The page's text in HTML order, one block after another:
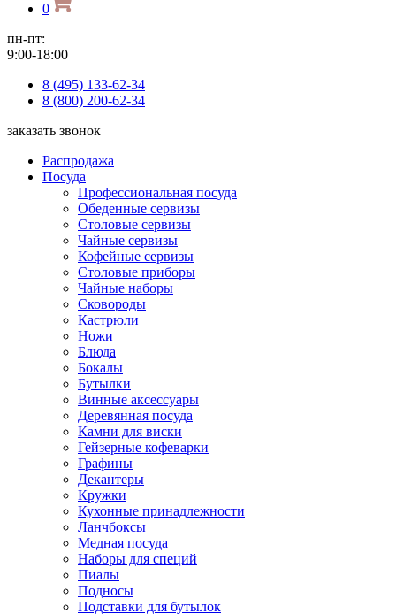
0
пн-пт:
9:00-18:00
8 (495) 133-62-34
8 (800) 200-62-34
заказать звонок
Распродажа
Посуда
Профессиональная посуда
Обеденные сервизы
Столовые сервизы
Чайные сервизы
Кофейные сервизы
Столовые приборы
Чайные наборы
Сковороды
Кастрюли
Ножи
Блюда
Бокалы
Бутылки
Винные аксессуары
Деревянная посуда
Камни для виски
Гейзерные кофеварки
Графины
Декантеры
Кружки
Кухонные принадлежности
Ланчбоксы
Медная посуда
Наборы для специй
Пиалы
Подносы
Подставки для бутылок